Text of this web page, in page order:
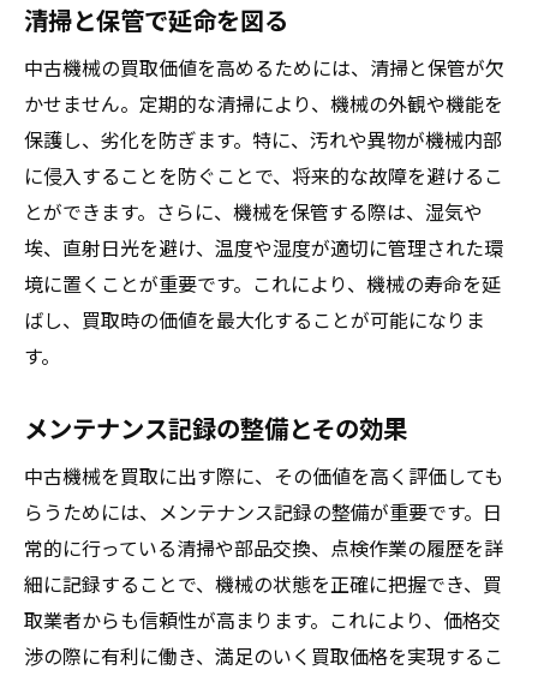
清掃と保管で延命を図る
中古機械の買取価値を高めるためには、清掃と保管が欠
かせません。定期的な清掃により、機械の外観や機能を
保護し、劣化を防ぎます。特に、汚れや異物が機械内部
に侵入することを防ぐことで、将来的な故障を避けるこ
とができます。さらに、機械を保管する際は、湿気や
埃、直射日光を避け、温度や湿度が適切に管理された環
境に置くことが重要です。これにより、機械の寿命を延
ばし、買取時の価値を最大化することが可能になりま
す。
メンテナンス記録の整備とその効果
中古機械を買取に出す際に、その価値を高く評価しても
らうためには、メンテナンス記録の整備が重要です。日
常的に行っている清掃や部品交換、点検作業の履歴を詳
細に記録することで、機械の状態を正確に把握でき、買
取業者からも信頼性が高まります。これにより、価格交
渉の際に有利に働き、満足のいく買取価格を実現するこ